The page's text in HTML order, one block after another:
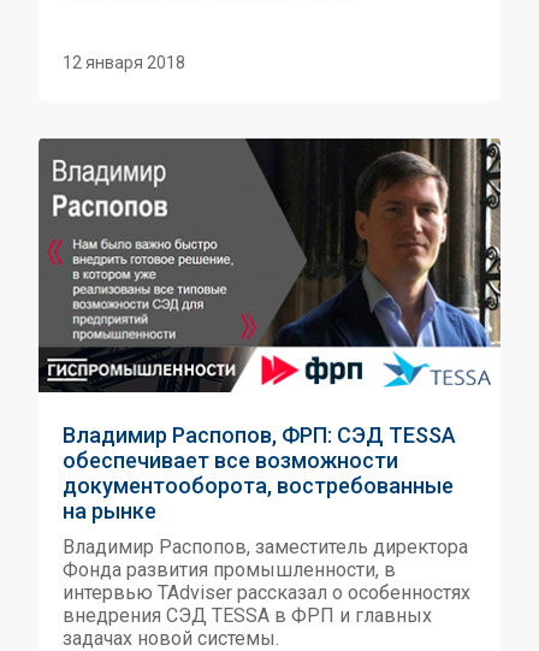
12 января 2018
Владимир Распопов, ФРП: СЭД TESSA
обеспечивает все возможности
документооборота, востребованные
на рынке
Владимир Распопов, заместитель директора
Фонда развития промышленности, в
интервью TAdviser рассказал о особенностях
внедрения СЭД TESSA в ФРП и главных
задачах новой системы.